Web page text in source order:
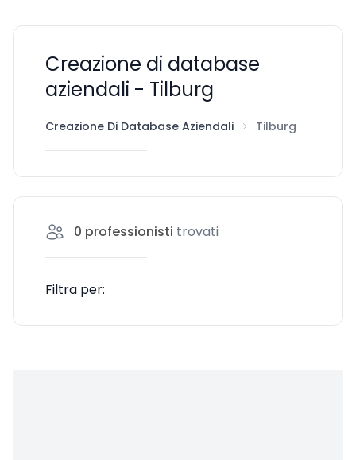
Creazione di database
aziendali - Tilburg
Creazione Di Database Aziendali Tilburg
0 professionisti trovati
Filtra per: